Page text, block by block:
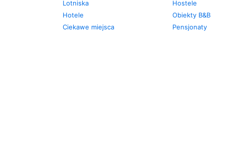
Lotniska
Hotele
Ciekawe miejsca
Hostele
Obiekty B&B
Pensjonaty